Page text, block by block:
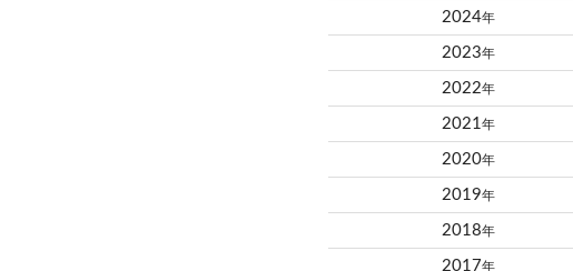
2024年
2023年
2022年
2021 年
2020年
2019年
2018年
2017年